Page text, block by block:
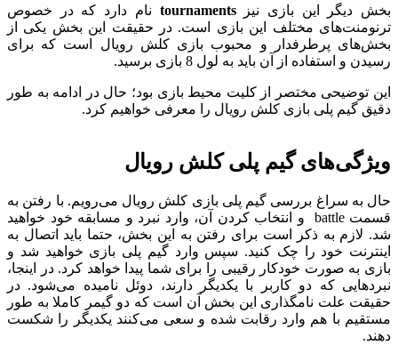
بخش دیگر این بازی نیزtournaments نام دارد که در خصوص
ترنومنت‌های مختلف این بازی است. در حقیقت این بخش یکی از
بخش‌های پرطرفدار و محبوب بازی کلش رویال است که برای
رسیدن و استفاده از آن باید به لول 8 بازی برسید.
این توضیحی مختصر از کلیت محیط بازی بود؛ حال در ادامه به طور
دقیق گیم پلی بازی کلش رویال را معرفی خواهیم کرد.
ویژگی‌های گیم پلی کلش رویال
حال به سراغ بررسی گیم پلی بازی کلش رویال می‌رویم. با رفتن به
قسمت battle و انتخاب کردن آن، وارد نبرد و مسابقه خود خواهید
شد. لازم به ذکر است برای رفتن به این بخش، حتما باید اتصال به
اینترنت خود را چک کنید. سپس وارد گیم پلی بازی خواهید شد و
بازی به صورت خودکار رقیبی را برای شما پیدا خواهد کرد. در اینجا،
نبردهایی که دو کاربر با یکدیگر دارند، دوئل نامیده می‌شود. در
حقیقت علت نامگذاری این بخش آن است که دو گیمر کاملا به طور
مستقیم با هم وارد رقابت شده و سعی می‌کنند یکدیگر را شکست